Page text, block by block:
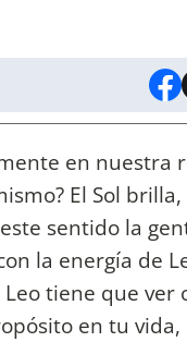
en nuestra
El Sol
sentido la
la energía de
tiene que ver
en tu